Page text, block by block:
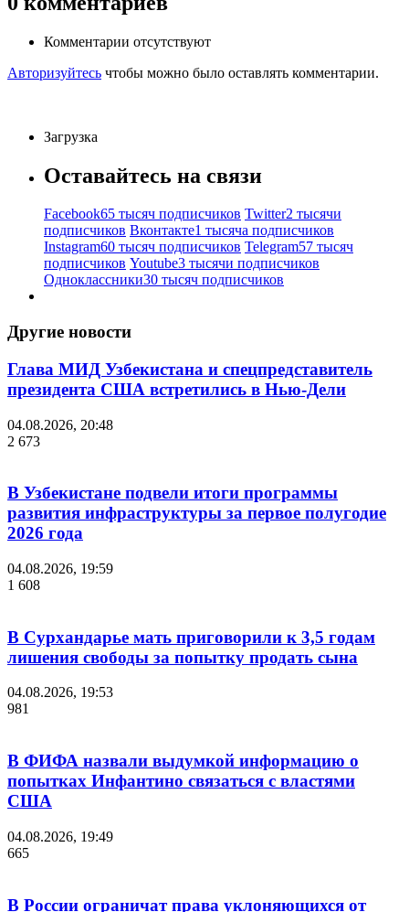
Комментарии отсутствуют
Авторизуйтесь чтобы можно было оставлять комментарии.
Загрузка
Оставайтесь на связи
Facebook65 тысяч подписчиков Twitter2 тысячи
подписчиков Вконтакте1 тысяча подписчиков
Instagram60 тысяч подписчиков Telegram57 тысяч
подписчиков Youtube3 тысячи подписчиков
Одноклассники30 тысяч подписчиков
Другие новости
Глава МИД Узбекистана и спецпредставитель
президента США встретились в Нью-Дели
04.08.2026, 20:48
2 673
В Узбекистане подвели итоги программы
развития инфраструктуры за первое полугодие
2026 года
04.08.2026, 19:59
1 608
В Сурхандарье мать приговорили к 3,5 годам
лишения свободы за попытку продать сына
04.08.2026, 19:53
981
В ФИФА назвали выдумкой информацию о
попытках Инфантино связаться с властями
США
04.08.2026, 19:49
665
В России ограничат права уклоняющихся от